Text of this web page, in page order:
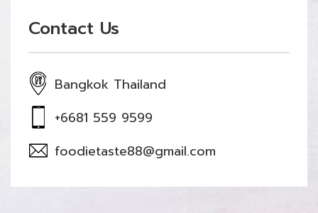
Contact Us
Bangkok Thailand
+6681 559 9599
foodietaste88@gmail.com